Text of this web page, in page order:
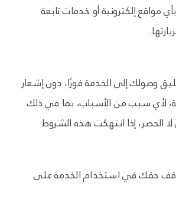
مواقع إلكترونية أو خدمات تابعة
وصولك إلى الخدمة فورًا، دون إشعار
لأي سبب من الأسباب، بما في ذلك
الحصر، إذا انتهكت هذه الشروط
حقك في استخدام الخدمة على